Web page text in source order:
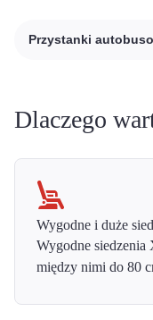
Przystanki
Dlaczego
Wygodne i duże
Wygodne siedzenia
między nimi do 80